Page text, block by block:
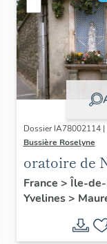
Dossier IA78002114 |
Bussière Roselyne
oratoire de
Dame de
Bonsecours
France > Île-de-
Yvelines>